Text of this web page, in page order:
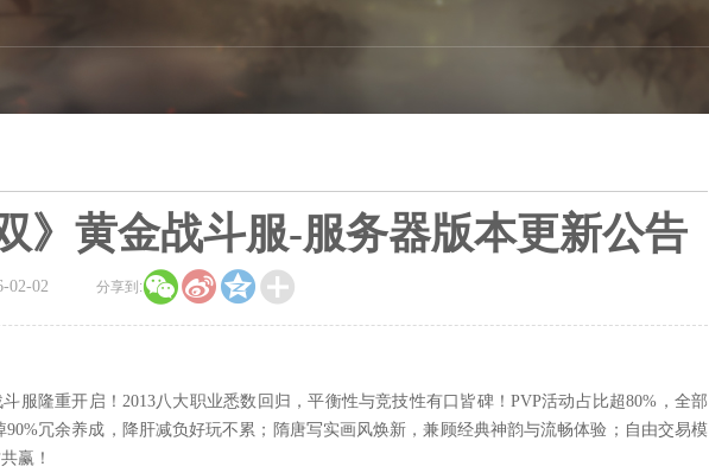
购卡充值 客服中心
游戏公告 游戏专题
》黄金战斗服-服务器版本更新公告
02-02 分享到:
隆重开启！2013八大职业悉数回归，平衡性与竞技性有口皆碑！PVP活动占比超80%，全部
90%冗余养成，降肝减负好玩不累；隋唐写实画风焕新，兼顾经典神韵与流畅体验；自由交易模
赢！